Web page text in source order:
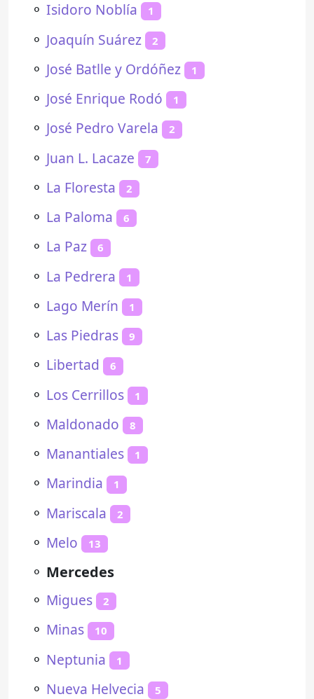
⚬ Isidoro Noblía 1
⚬ Joaquín Suárez 2
⚬ José Batlle y Ordóñez 1
⚬ José Enrique Rodó 1
⚬ José Pedro Varela 2
⚬ Juan L. Lacaze 7
⚬ La Floresta 2
⚬ La Paloma 6
⚬ La Paz 6
⚬ La Pedrera 1
⚬ Lago Merín 1
⚬ Las Piedras 9
⚬ Libertad 6
⚬ Los Cerrillos 1
⚬ Maldonado 8
⚬ Manantiales 1
⚬ Marindia 1
⚬ Mariscala 2
⚬ Melo 13
⚬ Mercedes
⚬ Migues 2
⚬ Minas 10
⚬ Neptunia 1
⚬ Nueva Helvecia 5